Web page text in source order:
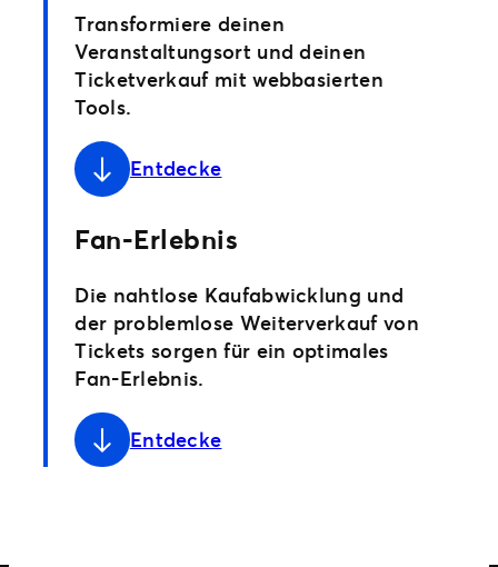
Transformiere deinen
Veranstaltungsort und deinen
Ticketverkauf mit webbasierten
Tools.
Entdecke
Fan-Erlebnis
Die nahtlose Kaufabwicklung und
der problemlose Weiterverkauf von
Tickets sorgen für ein optimales
Fan-Erlebnis.
Entdecke